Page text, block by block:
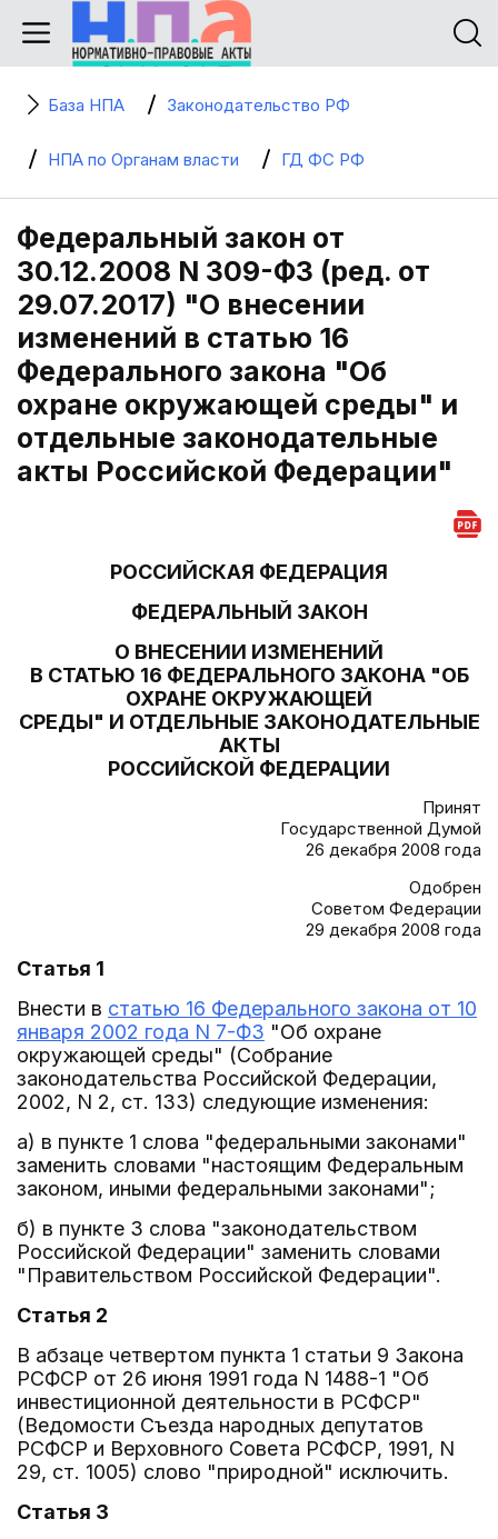
База НПА Законодательство РФ
НПА по Органам власти ГД ФС РФ
Федеральный закон от
30.12.2008 N 309-ФЗ (ред. от
29.07.2017) "О внесении
изменений в статью 16
Федерального закона "Об
охране окружающей среды" и
отдельные законодательные
акты Российской Федерации"
РОССИЙСКАЯ ФЕДЕРАЦИЯ
ФЕДЕРАЛЬНЫЙ ЗАКОН
О ВНЕСЕНИИ ИЗМЕНЕНИЙ
В СТАТЬЮ 16 ФЕДЕРАЛЬНОГО ЗАКОНА "ОБ
ОХРАНЕ ОКРУЖАЮЩЕЙ
СРЕДЫ" И ОТДЕЛЬНЫЕ ЗАКОНОДАТЕЛЬНЫЕ
АКТЫ
РОССИЙСКОЙ ФЕДЕРАЦИИ
Принят
Государственной Думой
26 декабря 2008 года
Одобрен
Советом Федерации
29 декабря 2008 года
Статья 1
Внести в статью 16 Федерального закона от 10
января 2002 года N 7-ФЗ "Об охране
окружающей среды" (Собрание
законодательства Российской Федерации,
2002, N 2, ст. 133) следующие изменения:
а) в пункте 1 слова "федеральными законами"
заменить словами "настоящим Федеральным
законом, иными федеральными законами";
б) в пункте 3 слова "законодательством
Российской Федерации" заменить словами
"Правительством Российской Федерации".
Статья 2
В абзаце четвертом пункта 1 статьи 9 Закона
РСФСР от 26 июня 1991 года N 1488-1 "Об
инвестиционной деятельности в РСФСР"
(Ведомости Съезда народных депутатов
РСФСР и Верховного Совета РСФСР, 1991, N
29, ст. 1005) слово "природной" исключить.
Статья 3